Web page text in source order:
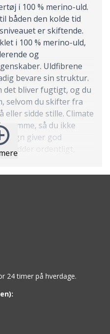
i 100 % merino-uld.
båden den kolde tid
er skiftende.
i 100 % merino-uld,
og
Uldfibrene
bevare sin struktur.
det bliver fugtigt, og du
selvom du skifter fra
sidde stille. Climate
sømme, så du ikke
giver god
sidder ordentligt,
enhver jagtform.
Merinould, merino 1×1
24 timer på hverdage.